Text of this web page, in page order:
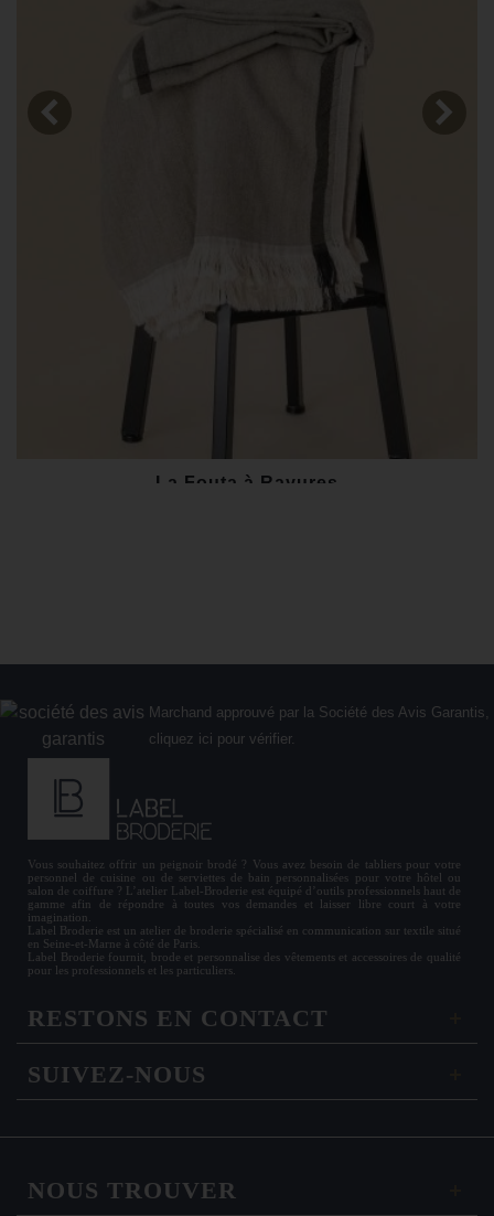
La Fouta à Rayures
Marchand approuvé par la Société des Avis Garantis,
cliquez ici pour vérifier.
Vous souhaitez offrir un peignoir brodé ? Vous avez besoin de tabliers pour votre
personnel de cuisine ou de serviettes de bain personnalisées pour votre hôtel ou
salon de coiffure ? L’atelier Label-Broderie est équipé d’outils professionnels haut de
gamme afin de répondre à toutes vos demandes et laisser libre court à votre
imagination.
Label Broderie est un atelier de broderie spécialisé en communication sur textile situé
en Seine-et-Marne à côté de Paris.
Label Broderie fournit, brode et personnalise des vêtements et accessoires de qualité
pour les professionnels et les particuliers.
RESTONS EN CONTACT
SUIVEZ-NOUS
NOUS TROUVER